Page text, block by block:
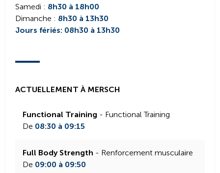
Samedi : 8h30 à 18h00
Dimanche : 8h30 à 13h30
Jours fériés: 08h30 à 13h30
ACTUELLEMENT À MERSCH
Functional Training - Functional Training
De 08:30 à 09:15
Full Body Strength - Renforcement musculaire
De 09:00 à 09:50